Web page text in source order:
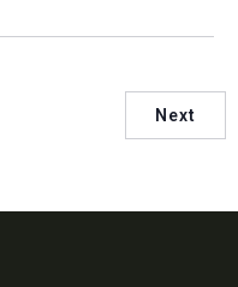
Next